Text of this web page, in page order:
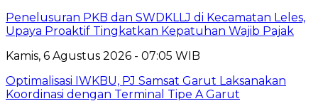
Penelusuran PKB dan SWDKLLJ di Kecamatan Leles,
Upaya Proaktif Tingkatkan Kepatuhan Wajib Pajak
Kamis, 6 Agustus 2026 - 07:05 WIB
Optimalisasi IWKBU, PJ Samsat Garut Laksanakan
Koordinasi dengan Terminal Tipe A Garut